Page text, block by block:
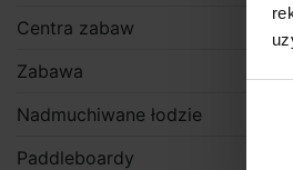
Centra zabaw
Zabawa
Nadmuchiwane łodzie
Paddleboardy